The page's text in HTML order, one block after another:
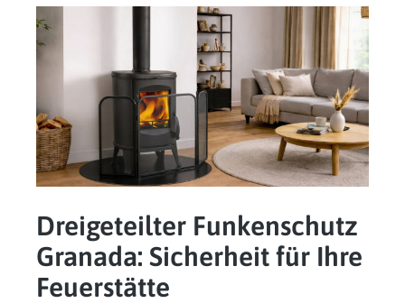
Dreigeteilter Funkenschutz
Granada: Sicherheit für Ihre
Feuerstätte